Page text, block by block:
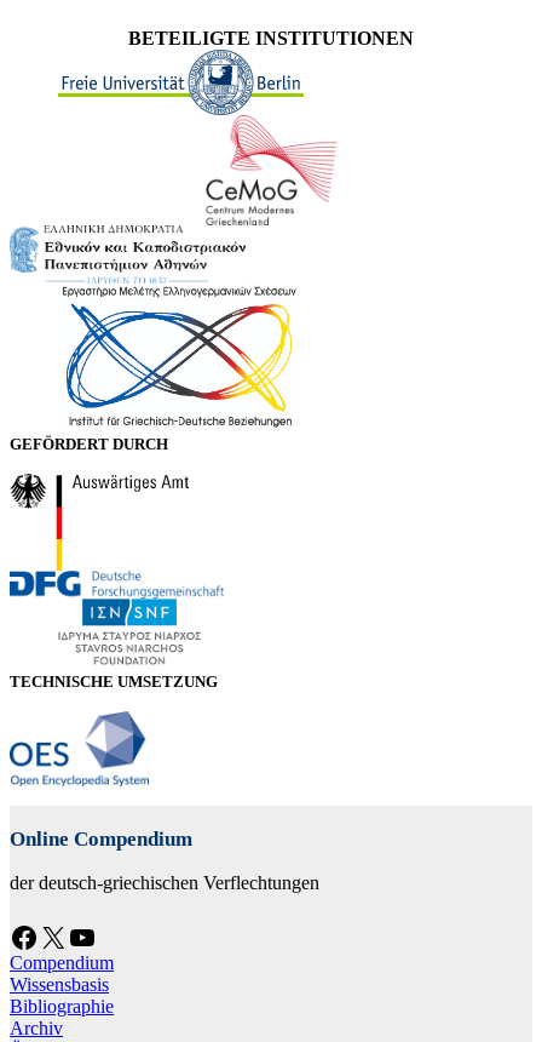
BETEILIGTE INSTITUTIONEN
GEFÖRDERT DURCH
TECHNISCHE UMSETZUNG
Online Compendium
der deutsch-griechischen Verflechtungen
Facebook X YouTube
Compendium
Wissensbasis
Bibliographie
Archiv